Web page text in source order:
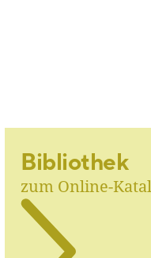
Bibliothek
zum Online-